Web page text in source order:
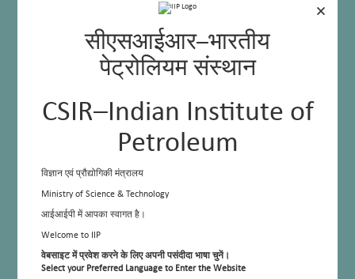
×
सीएसआईआर–भारतीय
पेट्रोलियम संस्थान
CSIR–Indian Institute of
Petroleum
विज्ञान एवं प्रौद्योगिकी मंत्रालय
Ministry of Science & Technology
आईआईपी में आपका स्वागत है।
Welcome to IIP
वेबसाइट में प्रवेश करने के लिए अपनी पसंदीदा भाषा चुनें।
Select your Preferred Language to Enter the Website